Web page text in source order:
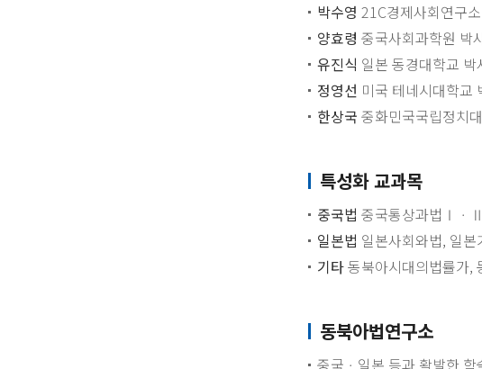
박수영 21C경제사회연구
양효령 중국사회과학원 박
유진식 일본 동경대학교
정영선 미국 테네시대학교
한상국 중화민국국립정치
특성화 교과목
중국법 중국통상과법Ⅰㆍ
일본법 일본사회와법, 일본
기타동북아시대의법률가,
동북아법연구소
중국ㆍ일본 등과 활발한 학